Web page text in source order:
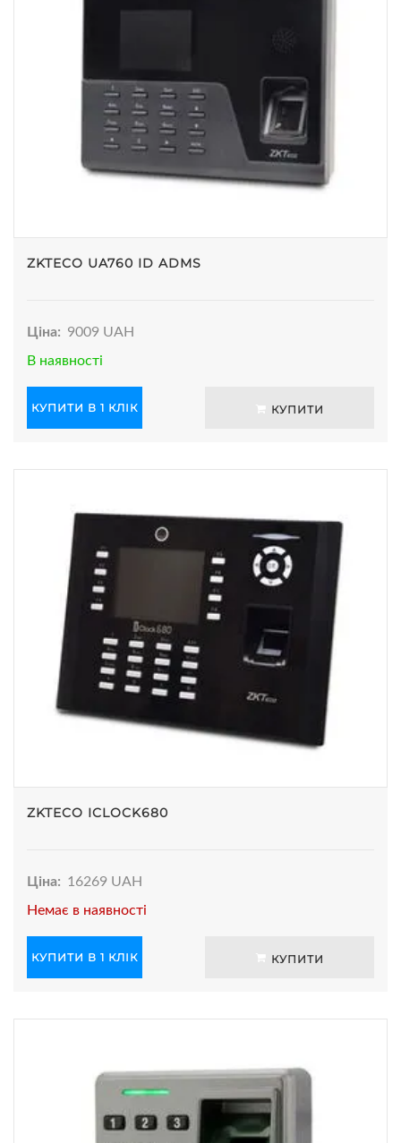
ZKTECO UA760 ID ADMS
Ціна: 9009 UAH
В наявності
КУПИТИ В 1 КЛІК КУПИТИ
ZKTECO ICLOCK680
Ціна: 16269 UAH
Немає в наявності
КУПИТИ В 1 КЛІК КУПИТИ